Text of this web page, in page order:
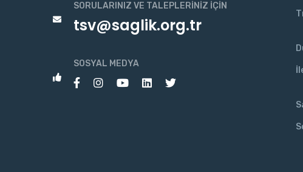
SORULARINIZ VE TALEPLERINIZ İÇIN
tsv@saglik.org.tr
SOSYAL MEDYA